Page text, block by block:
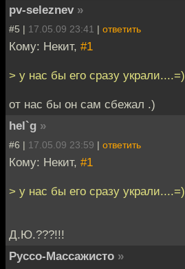
pv-seleznev »
#5 | 17.05.09 23:41 | ответить
Кому: Некит, #1
> у нас бы его сразу украли....=)
от нас бы он сам сбежал .)
hel`g »
#6 | 17.05.09 23:59 | ответить
Кому: Некит, #1
> у нас бы его сразу украли....=)
Д.Ю.???!!!
Руссо-Массажисто »